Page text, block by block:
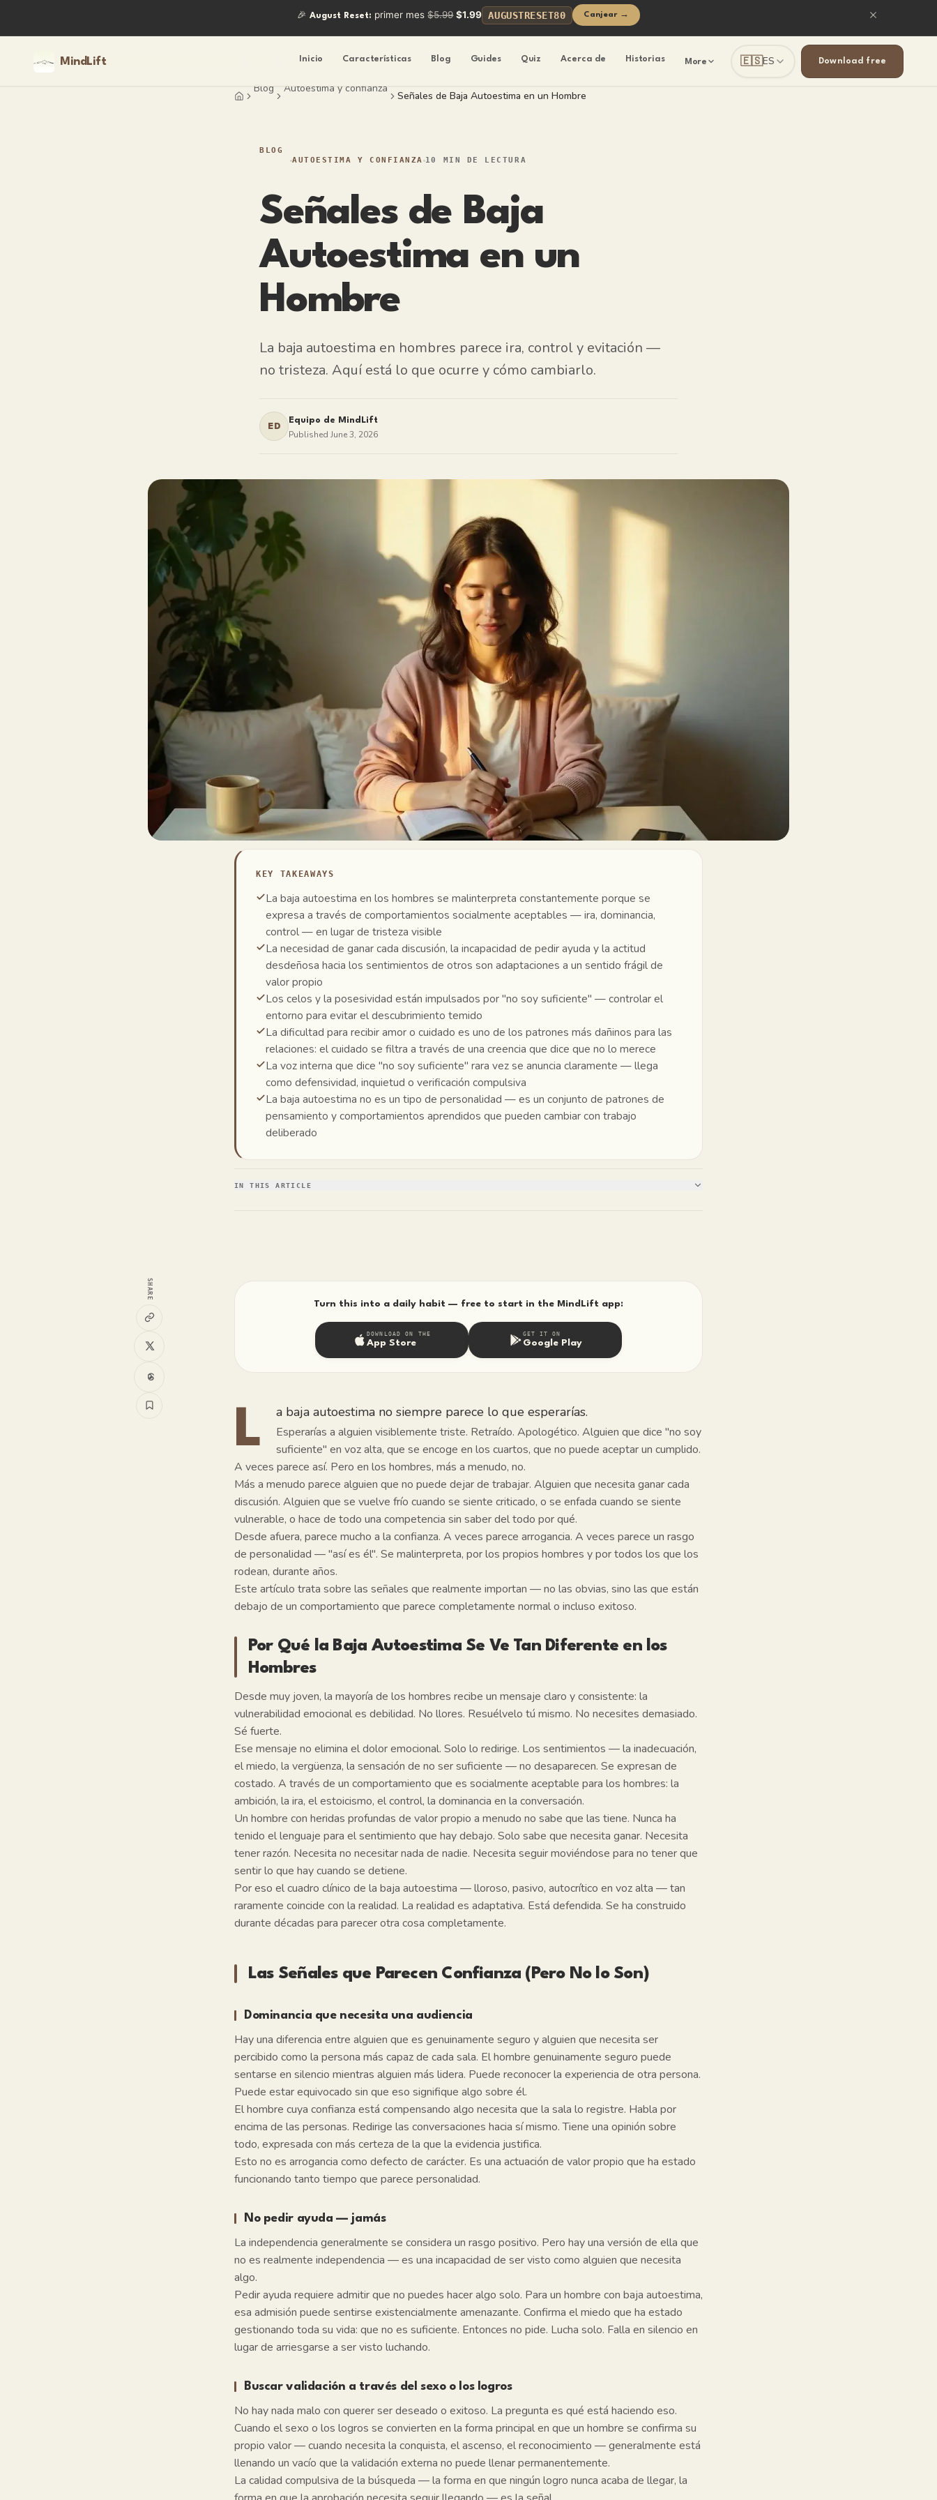
🎉August Reset: primer mes $5.99 $1.99 AUGUSTRESET80 Canjear →
MindLift Inicio Características Blog Guides Quiz Acerca de Historias More 🇪🇸ES Download free
Home
Blog Autoestima y confianza
Señales de Baja Autoestima en un Hombre
BLOG
AUTOESTIMA Y CONFIANZA 10 MIN DE LECTURA
Señales de Baja
Autoestima en un
Hombre
La baja autoestima en hombres parece ira, control y evitación —
no tristeza. Aquí está lo que ocurre y cómo cambiarlo.
ED
Equipo de MindLift
Published June 3, 2026
KEY TAKEAWAYS
La baja autoestima en los hombres se malinterpreta constantemente porque se
expresa a través de comportamientos socialmente aceptables — ira, dominancia,
control — en lugar de tristeza visible
La necesidad de ganar cada discusión, la incapacidad de pedir ayuda y la actitud
desdeñosa hacia los sentimientos de otros son adaptaciones a un sentido frágil de
valor propio
Los celos y la posesividad están impulsados por "no soy suficiente" — controlar el
entorno para evitar el descubrimiento temido
La dificultad para recibir amor o cuidado es uno de los patrones más dañinos para las
relaciones: el cuidado se filtra a través de una creencia que dice que no lo merece
La voz interna que dice "no soy suficiente" rara vez se anuncia claramente — llega
como defensividad, inquietud o verificación compulsiva
La baja autoestima no es un tipo de personalidad — es un conjunto de patrones de
pensamiento y comportamientos aprendidos que pueden cambiar con trabajo
deliberado
IN THIS ARTICLE
SHARE
Turn this into a daily habit — free to start in the MindLift app:
DOWNLOAD ON THE
App Store
GET IT ON
Google Play
L a baja autoestima no siempre parece lo que esperarías.
Esperarías a alguien visiblemente triste. Retraído. Apologético. Alguien que dice "no soy
suficiente" en voz alta, que se encoge en los cuartos, que no puede aceptar un cumplido.
A veces parece así. Pero en los hombres, más a menudo, no.
Más a menudo parece alguien que no puede dejar de trabajar. Alguien que necesita ganar cada
discusión. Alguien que se vuelve frío cuando se siente criticado, o se enfada cuando se siente
vulnerable, o hace de todo una competencia sin saber del todo por qué.
Desde afuera, parece mucho a la confianza. A veces parece arrogancia. A veces parece un rasgo
de personalidad — "así es él". Se malinterpreta, por los propios hombres y por todos los que los
rodean, durante años.
Este artículo trata sobre las señales que realmente importan — no las obvias, sino las que están
debajo de un comportamiento que parece completamente normal o incluso exitoso.
Por Qué la Baja Autoestima Se Ve Tan Diferente en los
Hombres
Desde muy joven, la mayoría de los hombres recibe un mensaje claro y consistente: la
vulnerabilidad emocional es debilidad. No llores. Resuélvelo tú mismo. No necesites demasiado.
Sé fuerte.
Ese mensaje no elimina el dolor emocional. Solo lo redirige. Los sentimientos — la inadecuación,
el miedo, la vergüenza, la sensación de no ser suficiente — no desaparecen. Se expresan de
costado. A través de un comportamiento que es socialmente aceptable para los hombres: la
ambición, la ira, el estoicismo, el control, la dominancia en la conversación.
Un hombre con heridas profundas de valor propio a menudo no sabe que las tiene. Nunca ha
tenido el lenguaje para el sentimiento que hay debajo. Solo sabe que necesita ganar. Necesita
tener razón. Necesita no necesitar nada de nadie. Necesita seguir moviéndose para no tener que
sentir lo que hay cuando se detiene.
Por eso el cuadro clínico de la baja autoestima — lloroso, pasivo, autocrítico en voz alta — tan
raramente coincide con la realidad. La realidad es adaptativa. Está defendida. Se ha construido
durante décadas para parecer otra cosa completamente.
Las Señales que Parecen Confianza (Pero No lo Son)
Dominancia que necesita una audiencia
Hay una diferencia entre alguien que es genuinamente seguro y alguien que necesita ser
percibido como la persona más capaz de cada sala. El hombre genuinamente seguro puede
sentarse en silencio mientras alguien más lidera. Puede reconocer la experiencia de otra persona.
Puede estar equivocado sin que eso signifique algo sobre él.
El hombre cuya confianza está compensando algo necesita que la sala lo registre. Habla por
encima de las personas. Redirige las conversaciones hacia sí mismo. Tiene una opinión sobre
todo, expresada con más certeza de la que la evidencia justifica.
Esto no es arrogancia como defecto de carácter. Es una actuación de valor propio que ha estado
funcionando tanto tiempo que parece personalidad.
No pedir ayuda — jamás
La independencia generalmente se considera un rasgo positivo. Pero hay una versión de ella que
no es realmente independencia — es una incapacidad de ser visto como alguien que necesita
algo.
Pedir ayuda requiere admitir que no puedes hacer algo solo. Para un hombre con baja autoestima,
esa admisión puede sentirse existencialmente amenazante. Confirma el miedo que ha estado
gestionando toda su vida: que no es suficiente. Entonces no pide. Lucha solo. Falla en silencio en
lugar de arriesgarse a ser visto luchando.
Buscar validación a través del sexo o los logros
No hay nada malo con querer ser deseado o exitoso. La pregunta es qué está haciendo eso.
Cuando el sexo o los logros se convierten en la forma principal en que un hombre se confirma su
propio valor — cuando necesita la conquista, el ascenso, el reconocimiento — generalmente está
llenando un vacío que la validación externa no puede llenar permanentemente.
La calidad compulsiva de la búsqueda — la forma en que ningún logro nunca acaba de llegar, la